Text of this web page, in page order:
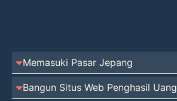
Memasuki Pasar Jepang
Bangun Situs Web Penghasil Uang